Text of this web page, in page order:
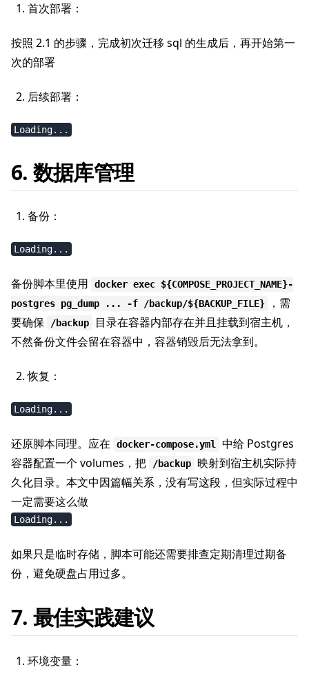
首次部署：
按照 2.1 的步骤，完成初次迁移 sql 的生成后，再开始第一
次的部署
后续部署：
Loading...
6. 数据库管理
备份：
Loading...
备份脚本里使用
docker exec ${COMPOSE_PROJECT_NAME}-
postgres pg_dump ... -f /backup/${BACKUP_FILE}
，需
要确保
/backup
目录在容器内部存在并且挂载到宿主机，
不然备份文件会留在容器中，容器销毁后无法拿到。
恢复：
Loading...
还原脚本同理。应在 docker-compose.yml
中给 Postgres
容器配置一个 volumes，把
/backup 映射到宿主机实际持
久化目录。本文中因篇幅关系，没有写这段，但实际过程中
一定需要这么做
Loading...
如果只是临时存储，脚本可能还需要排查定期清理过期备
份，避免硬盘占用过多。
7. 最佳实践建议
环境变量：